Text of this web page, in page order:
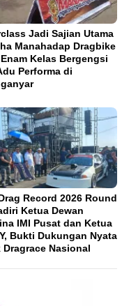
Jadi Sajian Utama
Manahadap Dragbike
Kelas Bergengsi
Performa di
Record 2026 Round
Ketua Dewan
IMI Pusat dan Ketua
Bukti Dukungan Nyata
Nasional